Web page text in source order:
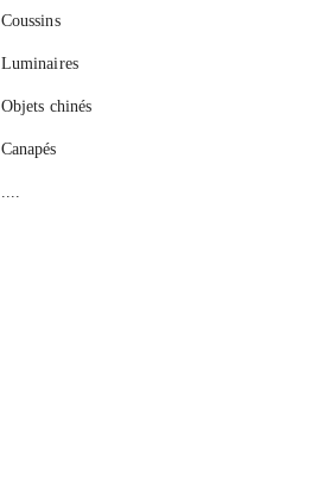
Coussins
Luminaires
Objets chinés
Canapés
....